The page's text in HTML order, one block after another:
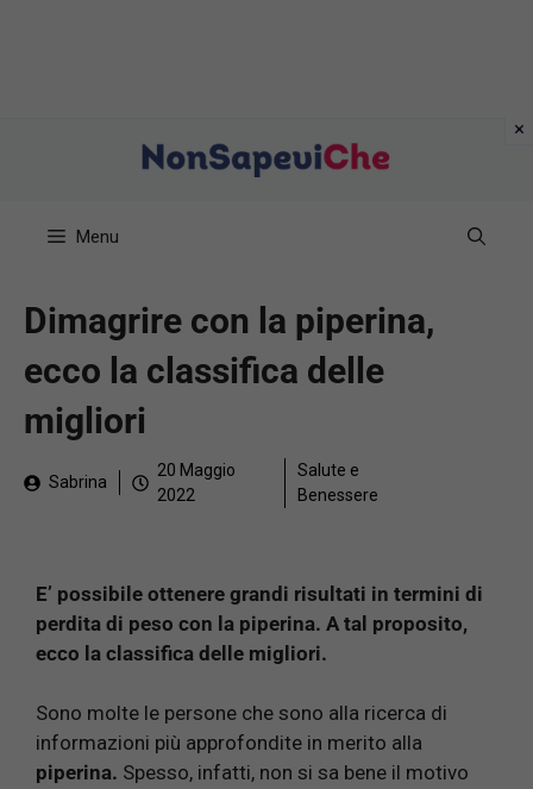
Menu
Dimagrire con la piperina,
ecco la classifica delle
migliori
Sabrina
20 Maggio
2022
Salute e
Benessere
E’ possibile ottenere grandi risultati in termini di
perdita di peso con la piperina. A tal proposito,
ecco la classifica delle migliori.
Sono molte le persone che sono alla ricerca di
informazioni più approfondite in merito alla
piperina. Spesso, infatti, non si sa bene il motivo